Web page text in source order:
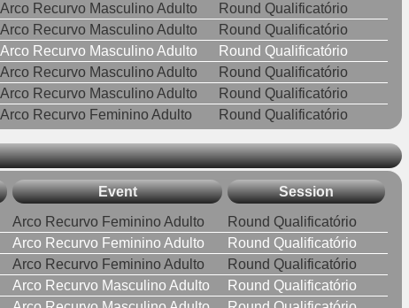
Arco Recurvo Masculino Adulto
Round Qualificatório
Arco Recurvo Masculino Adulto
Round Qualificatório
Arco Recurvo Masculino Adulto
Round Qualificatório
Arco Recurvo Masculino Adulto
Round Qualificatório
Arco Recurvo Masculino Adulto
Round Qualificatório
Arco Recurvo Feminino Adulto Round Qualificatório
Event Session
Arco Recurvo Feminino Adulto
Round Qualificatório
Arco Recurvo Feminino Adulto
Round Qualificatório
Arco Recurvo Feminino Adulto
Round Qualificatório
Arco Recurvo Masculino Adulto
Round Qualificatório